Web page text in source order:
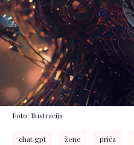
Foto: Ilustracija
chat gpt žene priča